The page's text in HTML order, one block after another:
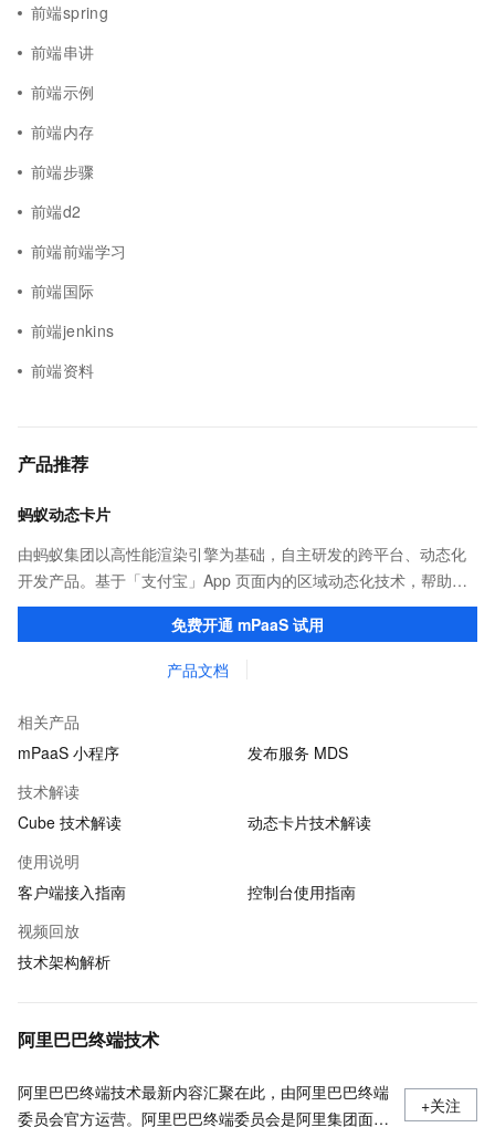
前端spring
前端串讲
前端示例
前端内存
前端步骤
前端d2
前端前端学习
前端国际
前端jenkins
前端资料
产品推荐
蚂蚁动态卡片
由蚂蚁集团以高性能渲染引擎为基础，自主研发的跨平台、动态化
开发产品。基于「支付宝」App 页面内的区域动态化技术，帮助客
户提升研发效率的同时，追求轻量、流畅的 App 性能体验。
免费开通 mPaaS 试用
产品文档
相关产品
mPaaS 小程序
发布服务 MDS
技术解读
Cube 技术解读
动态卡片技术解读
使用说明
客户端接入指南
控制台使用指南
视频回放
技术架构解析
阿里巴巴终端技术
阿里巴巴终端技术最新内容汇聚在此，由阿里巴巴终端
委员会官方运营。阿里巴巴终端委员会是阿里集团面向
+关注